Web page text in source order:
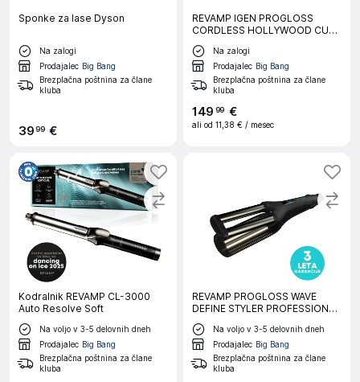
Sponke za lase Dyson
Na zalogi
Prodajalec Big Bang
Brezplačna poštnina za člane
kluba
3999 €
REVAMP IGEN PROGLOSS
CORDLESS HOLLYWOOD CURL
brezžični kodralnik za lase
Na zalogi
Prodajalec Big Bang
Brezplačna poštnina za člane
kluba
149 99 €
ali od 11,38 € / mesec
Kodralnik REVAMP CL-3000
Auto Resolve Soft
Na voljo v 3-5 delovnih dneh
Prodajalec Big Bang
Brezplačna poštnina za člane
kluba
REVAMP PROGLOSS WAVE
DEFINE STYLER PROFESSIONAL
WV-1750 kodralnik za lase
Na voljo v 3-5 delovnih dneh
Prodajalec Big Bang
Brezplačna poštnina za člane
kluba